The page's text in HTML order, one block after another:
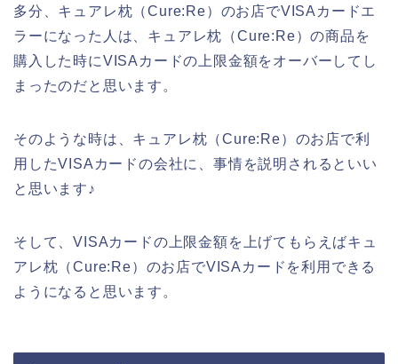
多分、キュアレ枕（Cure:Re）のお店でVISAカードエ
ラーになった人は、キュアレ枕（Cure:Re）の商品を
購入した時にVISAカードの上限金額をオーバーしてし
まったのだと思います。
そのような時は、キュアレ枕（Cure:Re）のお店で利
用したVISAカードの会社に、事情を説明されるといい
と思います♪
そして、VISAカードの上限金額を上げてもらえばキュ
アレ枕（Cure:Re）のお店でVISAカードを利用できる
ようになると思います。